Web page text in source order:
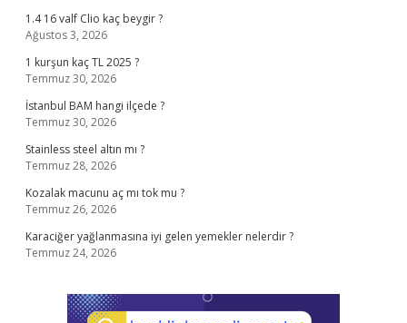
1.4 16 valf Clio kaç beygir ?
Ağustos 3, 2026
1 kurşun kaç TL 2025 ?
Temmuz 30, 2026
İstanbul BAM hangi ilçede ?
Temmuz 30, 2026
Stainless steel altın mı ?
Temmuz 28, 2026
Kozalak macunu aç mı tok mu ?
Temmuz 26, 2026
Karaciğer yağlanmasına iyi gelen yemekler nelerdir ?
Temmuz 24, 2026